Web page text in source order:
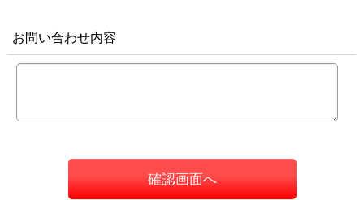
お問い合わせ内容
確認画面へ